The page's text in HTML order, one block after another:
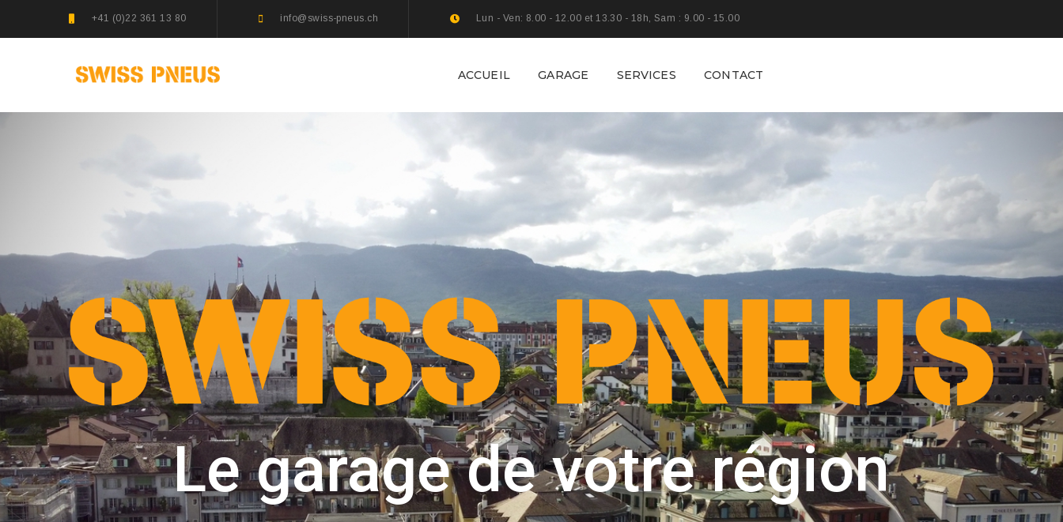
+41 (0)22 361 13 80 info@swiss-pneus.ch Lun - Ven: 8.00 - 12.00 et 13.30 - 18h, Sam : 9.00 - 15.00
ACCUEIL GARAGE SERVICES CONTACT
Le garage de votre région